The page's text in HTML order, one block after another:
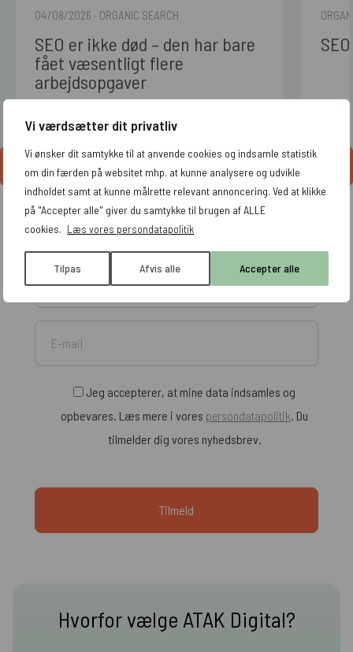
Vi værdsætter dit privatliv
Vi ønsker dit samtykke til at anvende cookies og indsamle statistik
om din færden på websitet mhp. at kunne analysere og udvikle
indholdet samt at kunne målrette relevant annoncering. Ved at klikke
på "Accepter alle" giver du samtykke til brugen af ALLE
cookies. Læs vores persondatapolitik
Tilpas Afvis alle Accepter alle
04/08/2026 · ORGANIC SEARCH
SEO er ikke død – den har bare
fået væsentligt flere
arbejdsopgaver
Se alle artikler
Få tips og tricks leveret direkte til din indbakke
Jeg accepterer, at mine data indsamles og
opbevares. Læs mere i vores persondatapolitik. Du
tilmelder dig vores nyhedsbrev.
Hvorfor vælge ATAK Digital?